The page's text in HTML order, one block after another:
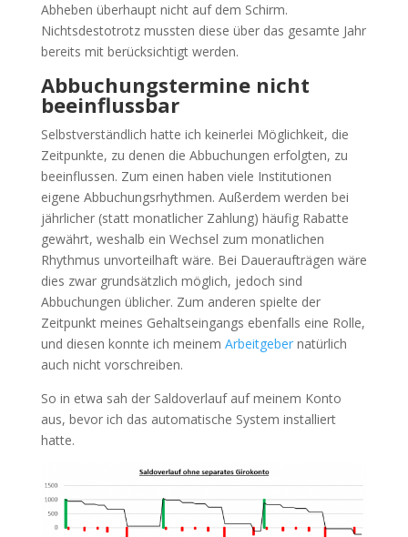
Abheben überhaupt nicht auf dem Schirm.
Nichtsdestotrotz mussten diese über das gesamte Jahr
bereits mit berücksichtigt werden.
Abbuchungstermine nicht
beeinflussbar
Selbstverständlich hatte ich keinerlei Möglichkeit, die
Zeitpunkte, zu denen die Abbuchungen erfolgten, zu
beeinflussen. Zum einen haben viele Institutionen
eigene Abbuchungsrhythmen. Außerdem werden bei
jährlicher (statt monatlicher Zahlung) häufig Rabatte
gewährt, weshalb ein Wechsel zum monatlichen
Rhythmus unvorteilhaft wäre. Bei Daueraufträgen wäre
dies zwar grundsätzlich möglich, jedoch sind
Abbuchungen üblicher. Zum anderen spielte der
Zeitpunkt meines Gehaltseingangs ebenfalls eine Rolle,
und diesen konnte ich meinem Arbeitgebernatürlich
auch nicht vorschreiben.
So in etwa sah der Saldoverlauf auf meinem Konto
aus, bevor ich das automatische System installiert
hatte.